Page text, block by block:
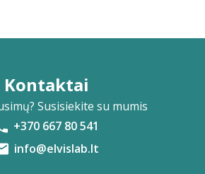
Kontaktai
Susisiekite su mumis
+370 667 80 541
info@elvislab.lt